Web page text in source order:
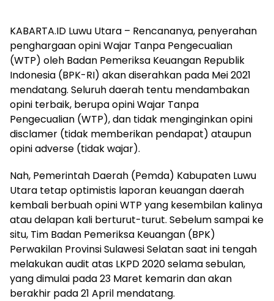
KABARTA.ID Luwu Utara – Rencananya, penyerahan
penghargaan opini Wajar Tanpa Pengecualian
(WTP) oleh Badan Pemeriksa Keuangan Republik
Indonesia (BPK-RI) akan diserahkan pada Mei 2021
mendatang. Seluruh daerah tentu mendambakan
opini terbaik, berupa opini Wajar Tanpa
Pengecualian (WTP), dan tidak menginginkan opini
disclamer (tidak memberikan pendapat) ataupun
opini adverse (tidak wajar).
Nah, Pemerintah Daerah (Pemda) Kabupaten Luwu
Utara tetap optimistis laporan keuangan daerah
kembali berbuah opini WTP yang kesembilan kalinya
atau delapan kali berturut-turut. Sebelum sampai ke
situ, Tim Badan Pemeriksa Keuangan (BPK)
Perwakilan Provinsi Sulawesi Selatan saat ini tengah
melakukan audit atas LKPD 2020 selama sebulan,
yang dimulai pada 23 Maret kemarin dan akan
berakhir pada 21 April mendatang.